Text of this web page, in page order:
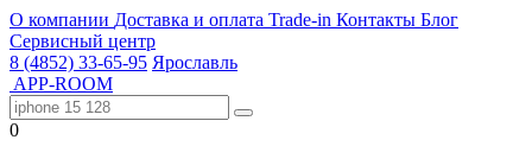
О компании Доставка и оплата Trade-in Контакты Блог
Сервисный центр
8 (4852) 33-65-95 Ярославль
APP-ROOM
0